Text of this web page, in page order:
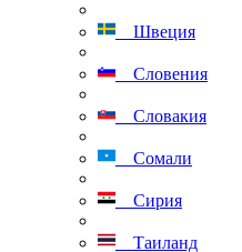
Швеция
Словения
Словакия
Сомали
Сирия
Таиланд